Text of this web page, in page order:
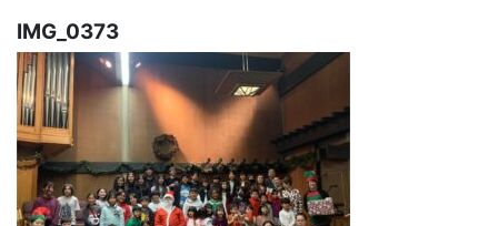
IMG_0373